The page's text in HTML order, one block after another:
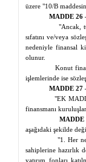
üzere "10/B
MADDE 26
"Ancak,
sıfatını ve/veya
nedeniyle finansal
olunur.
Konut
işlemlerinde ise
MADDE 27
"EK
finansmanı
MADDE
aşağıdaki şekilde
"1. Her
sahiplerine hazırlık
yatırım fonları